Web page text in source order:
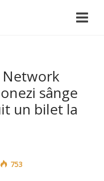
Network
sânge
un bilet la
753